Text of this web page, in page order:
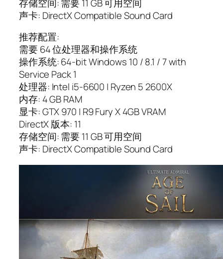
存储空间: 需要 11 GB 可用空间
声卡: DirectX Compatible Sound Card
推荐配置:
需要 64 位处理器和操作系统
操作系统: 64-bit Windows 10 / 8.1 / 7 with
Service Pack 1
处理器: Intel i5-6600 | Ryzen 5 2600X
内存: 4 GB RAM
显卡: GTX 970 | R9 Fury X 4GB VRAM
DirectX 版本: 11
存储空间: 需要 11 GB 可用空间
声卡: DirectX Compatible Sound Card